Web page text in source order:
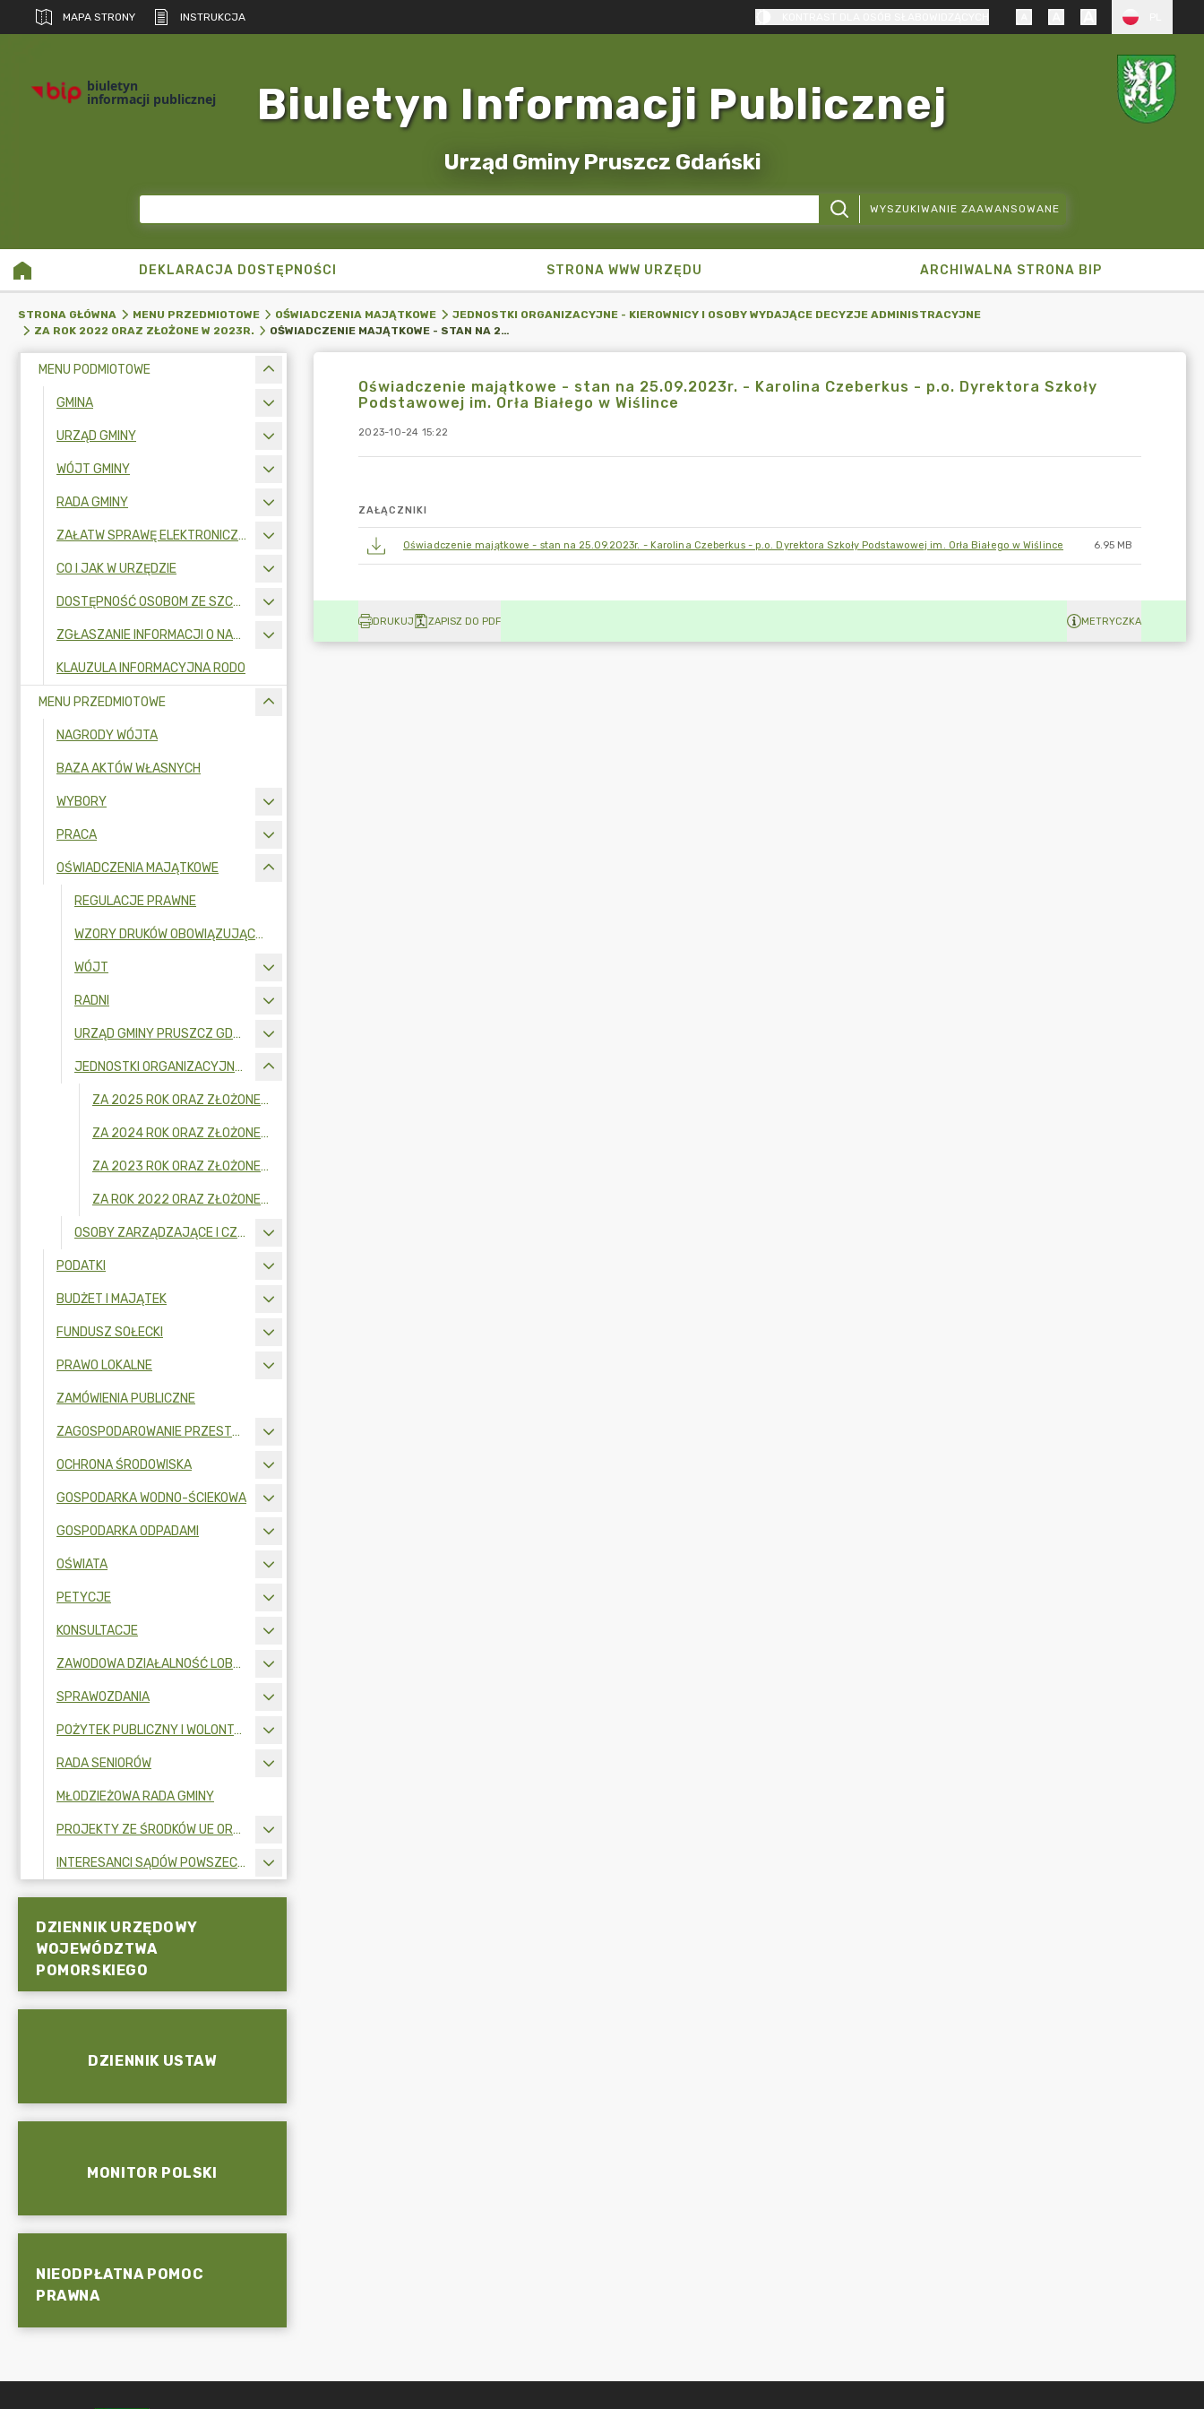
MAPA STRONY INSTRUKCJA
biuletyn
informacji publicznej Biuletyn Informacji Publicznej
Urząd Gminy Pruszcz Gdański
WYSZUKIWANIE ZAAWANSOWANE
DEKLARACJA DOSTĘPNOŚCI STRONA WWW URZĘDU ARCHIWALNA STRONA BIP
STRONA GŁÓWNA MENU PRZEDMIOTOWE OŚWIADCZENIA MAJĄTKOWE
JEDNOSTKI ORGANIZACYJNE - KIEROWNICY I OSOBY WYDAJĄCE DECYZJE ADMINISTRACYJNE
ZA ROK 2022 ORAZ ZŁOŻONE W 2023R.
OŚWIADCZENIE MAJĄTKOWE - STAN NA 25.09.2023R. - KAROLINA CZEBERKUS - P.O. DYREKTORA SZKOŁY PODSTAWOWEJ IM. ORŁA BIAŁEGO W WIŚLINCE
MENU PODMIOTOWE
GMINA
URZĄD GMINY
WÓJT GMINY
RADA GMINY
ZAŁATW SPRAWĘ ELEKTRONICZNIE
CO I JAK W URZĘDZIE
DOSTĘPNOŚĆ OSOBOM ZE SZCZEGÓLNYMI POTRZEBAMI
ZGŁASZANIE INFORMACJI O NARUSZENIU PRAWA I OCHRONA SYGNALISTÓW
KLAUZULA INFORMACYJNA RODO
MENU PRZEDMIOTOWE
NAGRODY WÓJTA
BAZA AKTÓW WŁASNYCH
WYBORY
PRACA
OŚWIADCZENIA MAJĄTKOWE
REGULACJE PRAWNE
WZORY DRUKÓW OBOWIĄZUJĄCYCH OD 1 LIPCA 2017 R.
WÓJT
RADNI
URZĄD GMINY PRUSZCZ GDAŃSKI
JEDNOSTKI ORGANIZACYJNE - KIEROWNICY I OSOBY WYDAJĄCE DECYZJE ADMINISTRACYJNE
ZA 2025 ROK ORAZ ZŁOŻONE W 2026R.
ZA 2024 ROK ORAZ ZŁOŻONE W 2025R.
ZA 2023 ROK ORAZ ZŁOŻONE W 2024R.
ZA ROK 2022 ORAZ ZŁOŻONE W 2023R.
OSOBY ZARZĄDZAJĄCE I CZŁONKOWIE ORGANU ZARZĄDZAJĄCEGO GMINNĄ OSOBĄ PRAWNĄ
PODATKI
BUDŻET I MAJĄTEK
FUNDUSZ SOŁECKI
PRAWO LOKALNE
ZAMÓWIENIA PUBLICZNE
ZAGOSPODAROWANIE PRZESTRZENNE
OCHRONA ŚRODOWISKA
GOSPODARKA WODNO-ŚCIEKOWA
GOSPODARKA ODPADAMI
OŚWIATA
PETYCJE
KONSULTACJE
ZAWODOWA DZIAŁALNOŚĆ LOBBINGOWA
SPRAWOZDANIA
POŻYTEK PUBLICZNY I WOLONTARIAT
RADA SENIORÓW
MŁODZIEŻOWA RADA GMINY
PROJEKTY ZE ŚRODKÓW UE ORAZ FUNDUSZY ZEWNĘTRZNYCH
INTERESANCI SĄDÓW POWSZECHNYCH
DZIENNIK URZĘDOWY
WOJEWÓDZTWA
POMORSKIEGO
DZIENNIK USTAW
MONITOR POLSKI
NIEODPŁATNA POMOC
PRAWNA
Oświadczenie majątkowe - stan na 25.09.2023r. - Karolina Czeberkus - p.o. Dyrektora Szkoły
Podstawowej im. Orła Białego w Wiślince
2023-10-24 15:22
ZAŁĄCZNIKI
Oświadczenie majątkowe - stan na 25.09.2023r. - Karolina Czeberkus - p.o. Dyrektora Szkoły Podstawowej im. Orła Białego w Wiślince 6.95 MB
DRUKUJ ZAPISZ DO PDF METRYCZKA